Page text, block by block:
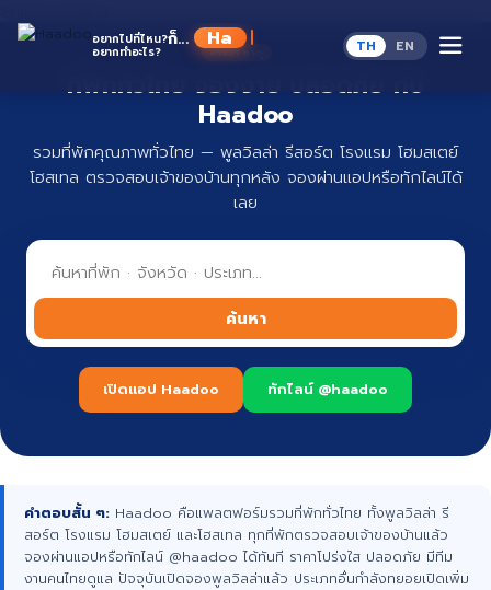
อยากไปที่ไหน?
อยากทำอะไร?
ก็... TH EN
ที่พักทั่วไทย จองง่าย ปลอดภัย กับ
Haadoo
รวมที่พักคุณภาพทั่วไทย — พูลวิลล่า รีสอร์ต โรงแรม โฮมสเตย์
โฮสเทล ตรวจสอบเจ้าของบ้านทุกหลัง จองผ่านแอปหรือทักไลน์ได้
เลย
ค้นหา
เปิดแอป Haadoo ทักไลน์ @haadoo
คำตอบสั้น ๆ: Haadoo คือแพลตฟอร์มรวมที่พักทั่วไทย ทั้งพูลวิลล่า รี
สอร์ต โรงแรม โฮมสเตย์ และโฮสเทล ทุกที่พักตรวจสอบเจ้าของบ้านแล้ว
จองผ่านแอปหรือทักไลน์ @haadoo ได้ทันที ราคาโปร่งใส ปลอดภัย มีทีม
งานคนไทยดูแล ปัจจุบันเปิดจองพูลวิลล่าแล้ว ประเภทอื่นกำลังทยอยเปิดเพิ่ม